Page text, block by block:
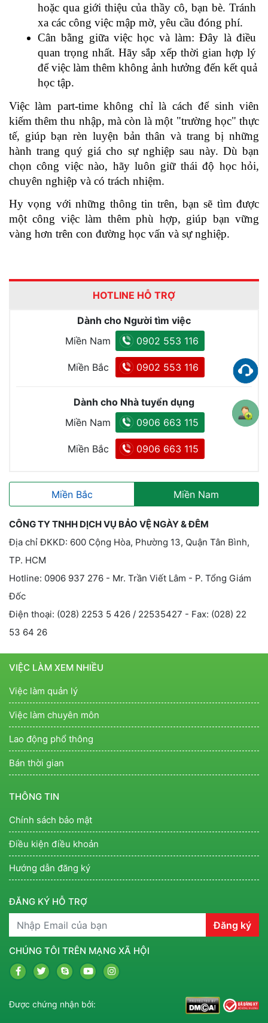
hoặc qua giới thiệu của thầy cô, bạn bè. Tránh
xa các công việc mập mờ, yêu cầu đóng phí.
Cân bằng giữa việc học và làm: Đây là điều
quan trọng nhất. Hãy sắp xếp thời gian hợp lý
để việc làm thêm không ảnh hưởng đến kết quả
học tập.
Việc làm part-time không chỉ là cách để sinh viên
kiếm thêm thu nhập, mà còn là một "trường học" thực
tế, giúp bạn rèn luyện bản thân và trang bị những
hành trang quý giá cho sự nghiệp sau này. Dù bạn
chọn công việc nào, hãy luôn giữ thái độ học hỏi,
chuyên nghiệp và có trách nhiệm.
Hy vọng với những thông tin trên, bạn sẽ tìm được
một công việc làm thêm phù hợp, giúp bạn vững
vàng hơn trên con đường học vấn và sự nghiệp.
HOTLINE HỖ TRỢ
Dành cho Người tìm việc
Miền Nam
0902 553 116
Miền Bắc 0902 553 116
Dành cho Nhà tuyển dụng
Miền Nam
0906 663 115
Miền Bắc 0906 663 115
Miền Bắc Miền Nam
CÔNG TY TNHH DỊCH VỤ BẢO VỆ NGÀY & ĐÊM
Địa chỉ ĐKKD: 600 Cộng Hòa, Phường 13, Quận Tân Bình,
TP. HCM
Hotline: 0906 937 276 - Mr. Trần Viết Lâm - P. Tổng Giám
Đốc
Điện thoại: (028) 2253 5 426 / 22535427 - Fax: (028) 22
53 64 26
VIỆC LÀM XEM NHIỀU
Việc làm quản lý
Việc làm chuyên môn
Lao động phổ thông
Bán thời gian
THÔNG TIN
Chính sách bảo mật
Điều kiện điều khoản
Hướng dẫn đăng ký
ĐĂNG KÝ HỖ TRỢ
Đăng ký
CHÚNG TÔI TRÊN MẠNG XÃ HỘI
Được chứng nhận bởi: